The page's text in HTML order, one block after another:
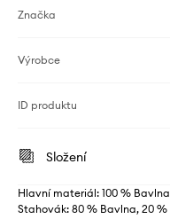
Značka
Výrobce
ID produktu
Složení
Hlavní materiál: 100 % Bavlna
Stahovák: 80 % Bavlna, 20 %